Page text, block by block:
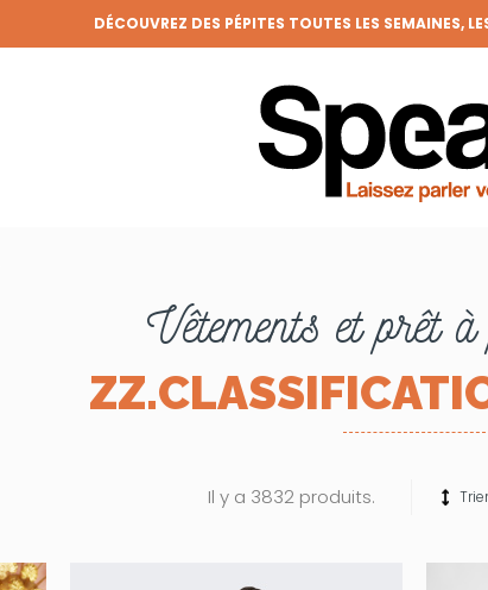
DÉCOUVREZ DES PÉPITES TOUTES LES SEMAINES,
FRAIS DE PORT OFFERTS DÈS 50€
DEVENEZ MEMBRE DE LA CLIQUE ET
GRANDE BRADERIE : TOUTES VOS
Vêtements et prêt
Il y a 3832 produits. Trier